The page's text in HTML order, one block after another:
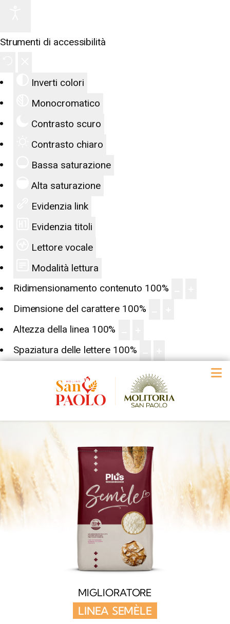
Strumenti di accessibilità
Inverti colori
Monocromatico
Contrasto scuro
Contrasto chiaro
Bassa saturazione
Alta saturazione
Evidenzia link
Evidenzia titoli
Lettore vocale
Modalità lettura
Ridimensionamento contenuto 100%
Dimensione del carattere 100%
Altezza della linea 100%
Spaziatura delle lettere 100%
MIGLIORATORE
LINEA SEMÈLE